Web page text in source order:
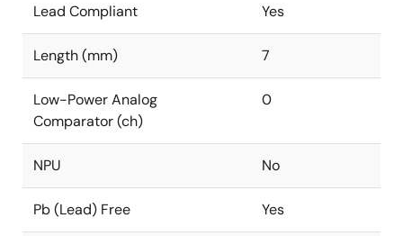
Lead Compliant Yes
Length (mm) 7
Low-Power Analog
Comparator (ch)
0
NPU No
Pb (Lead) Free Yes